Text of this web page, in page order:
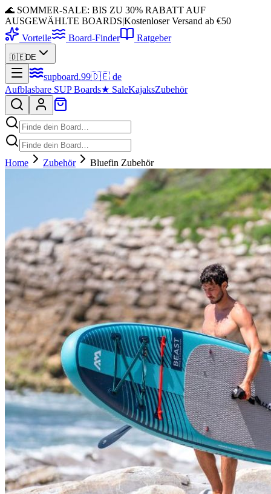
🌊 SOMMER-SALE: BIS ZU 30% RABATT AUF
AUSGEWÄHLTE BOARDS|Kostenloser Versand ab €50
Vorteile
Board-Finder Ratgeber
🇩🇪DE
supboard.99🇩🇪 de
Aufblasbare SUP Boards★ SaleKajaksZubehör
Home Zubehör Bluefin Zubehör